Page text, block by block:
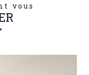
vous